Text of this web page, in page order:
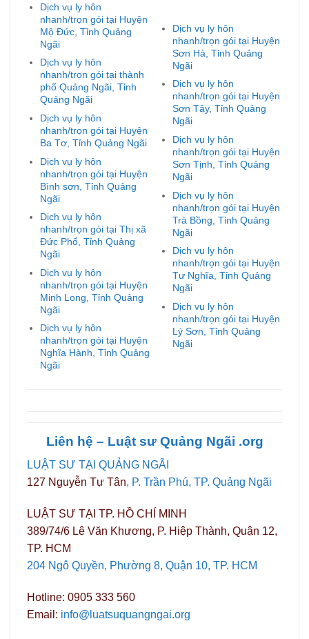
Dịch vụ ly hôn
nhanh/trọn gói tại Huyện
Mộ Đức, Tỉnh Quảng
Ngãi
Dịch vụ ly hôn
nhanh/trọn gói tại thành
phố Quảng Ngãi, Tỉnh
Quảng Ngãi
Dịch vụ ly hôn
nhanh/trọn gói tại Huyện
Ba Tơ, Tỉnh Quảng Ngãi
Dịch vụ ly hôn
nhanh/trọn gói tại Huyện
Bình sơn, Tỉnh Quảng
Ngãi
Dịch vụ ly hôn
nhanh/trọn gói tại Thị xã
Đức Phổ, Tỉnh Quảng
Ngãi
Dịch vụ ly hôn
nhanh/trọn gói tại Huyện
Minh Long, Tỉnh Quảng
Ngãi
Dịch vụ ly hôn
nhanh/trọn gói tại Huyện
Nghĩa Hành, Tỉnh Quảng
Ngãi
Dịch vụ ly hôn
nhanh/trọn gói tại Huyện
Sơn Hà, Tỉnh Quảng
Ngãi
Dịch vụ ly hôn
nhanh/trọn gói tại Huyện
Sơn Tây, Tỉnh Quảng
Ngãi
Dịch vụ ly hôn
nhanh/trọn gói tại Huyện
Sơn Tịnh, Tỉnh Quảng
Ngãi
Dịch vụ ly hôn
nhanh/trọn gói tại Huyện
Trà Bồng, Tỉnh Quảng
Ngãi
Dịch vụ ly hôn
nhanh/trọn gói tại Huyện
Tư Nghĩa, Tỉnh Quảng
Ngãi
Dịch vụ ly hôn
nhanh/trọn gói tại Huyện
Lý Sơn, Tỉnh Quảng
Ngãi
Liên hệ – Luật sư Quảng Ngãi .org
LUẬT SƯ TẠI QUẢNG NGÃI
127 Nguyễn Tự Tân, P. Trần Phú, TP. Quảng Ngãi
LUẬT SƯ TẠI TP. HỒ CHÍ MINH
389/74/6 Lê Văn Khương, P. Hiệp Thành, Quận 12,
TP. HCM
204 Ngô Quyền, Phường 8, Quận 10, TP. HCM
Hotline: 0905 333 560
Email: info@luatsuquangngai.org